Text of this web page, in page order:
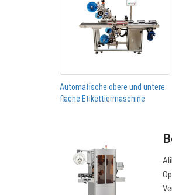
Automatische obere und untere
flache Etikettiermaschine